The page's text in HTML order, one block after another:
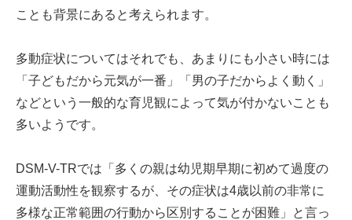
ことも背景にあると考えられます。
多動症状についてはそれでも、あまりにも小さい時には
「子どもだから元気が一番」「男の子だからよく動く」
などという一般的な育児観によって気が付かないことも
多いようです。
DSM-V-TRでは「多くの親は幼児期早期に初めて過度の
運動活動性を観察するが、その症状は4歳以前の非常に
多様な正常範囲の行動から区別することが困難」と言っ